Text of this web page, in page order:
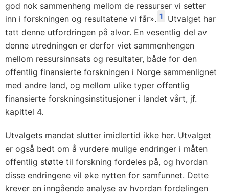
god nok sammenheng mellom de ressurser vi setter
inn i forskningen og resultatene vi får». 1
Utvalget har
tatt denne utfordringen på alvor. En vesentlig del av
denne utredningen er derfor viet sammenhengen
mellom ressursinnsats og resultater, både for den
offentlig finansierte forskningen i Norge sammenlignet
med andre land, og mellom ulike typer offentlig
finansierte forskningsinstitusjoner i landet vårt, jf.
kapittel 4.
Utvalgets mandat slutter imidlertid ikke her. Utvalget
er også bedt om å vurdere mulige endringer i måten
offentlig støtte til forskning fordeles på, og hvordan
disse endringene vil øke nytten for samfunnet. Dette
krever en inngående analyse av hvordan fordelingen